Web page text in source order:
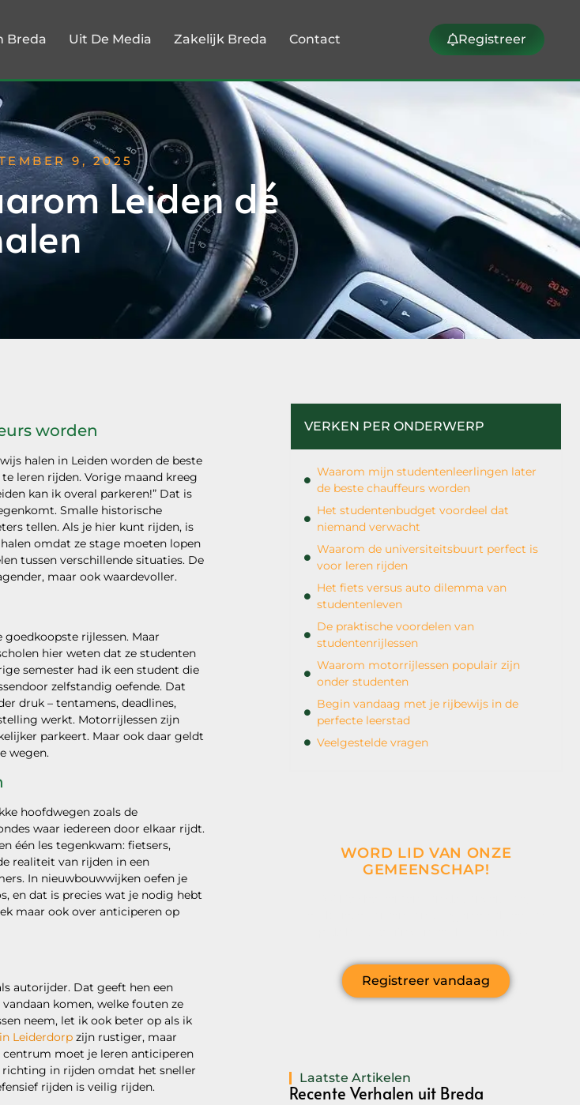
Breda Uit De Media Zakelijk Breda Contact Registreer
9, 2025
Leiden dé
worden
halen in Leiden worden de beste
leren rijden. Vorige maand kreeg
kan ik overal parkeren!” Dat is
Smalle historische
tellen. Als je hier kunt rijden, is
omdat ze stage moeten lopen
tussen verschillende situaties. De
maar ook waardevoller.
rijlessen. Maar
hier weten dat ze studenten
semester had ik een student die
zelfstandig oefende. Dat
druk – tentamens, deadlines,
werkt. Motorrijlessen zijn
parkeert. Maar ook daar geldt
wegen.
hoofdwegen zoals de
waar iedereen door elkaar rijdt.
één les tegenkwam: fietsers,
realiteit van rijden in een
In nieuwbouwwijken oefen je
en dat is precies wat je nodig hebt
maar ook over anticiperen op
autorijder. Dat geeft hen een
komen, welke fouten ze
neem, let ik ook beter op als ik
Leiderdorp zijn rustiger, maar
centrum moet je leren anticiperen
richting in rijden omdat het sneller
rijden is veilig rijden.
VERKEN PER ONDERWERP
Waarom mijn studentenleerlingen later
de beste chauffeurs worden
Het studentenbudget voordeel dat
niemand verwacht
Waarom de universiteitsbuurt perfect is
voor leren rijden
Het fiets versus auto dilemma van
studentenleven
De praktische voordelen van
studentenrijlessen
Waarom motorrijlessen populair zijn
onder studenten
Begin vandaag met je rijbewijs in de
perfecte leerstad
Veelgestelde vragen
WORD LID VAN ONZE
GEMEENSCHAP!
Registreer vandaag
Laatste Artikelen
Recente Verhalen uit Breda